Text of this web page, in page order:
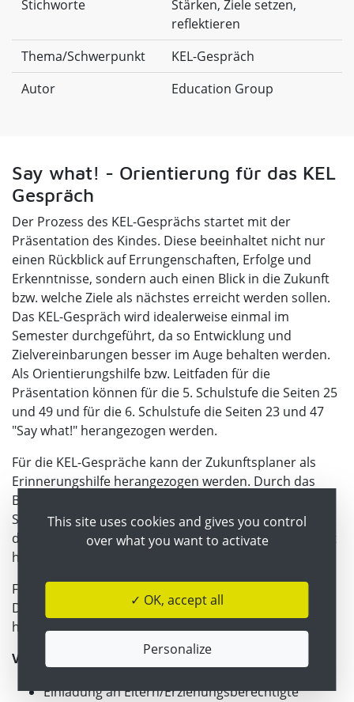
Stichworte
Stärken, Ziele setzen,
reflektieren
Thema/Schwerpunkt
KEL-Gespräch
Autor
Education Group
Say what! - Orientierung für das KEL
Gespräch
Der Prozess des KEL-Gesprächs startet mit der
Präsentation des Kindes. Diese beeinhaltet nicht nur
einen Rückblick auf Errungenschaften, Erfolge und
Erkenntnisse, sondern auch einen Blick in die Zukunft
bzw. welche Ziele als nächstes erreicht werden sollen.
Das KEL-Gespräch wird idealerweise einmal im
Semester durchgeführt, da so Entwicklung und
Zielvereinbarungen besser im Auge behalten werden.
Als Orientierungshilfe bzw. Leitfaden für die
Präsentation können für die 5. Schulstufe die Seiten 25
und 49 und für die 6. Schulstufe die Seiten 23 und 47
"Say what!" herangezogen werden.
Für die KEL-Gespräche kann der Zukunftsplaner als
Erinnerungshilfe herangezogen werden. Durch das
Blättern in ihrem persönlichen Buch, erhalten die
Schülerinnen und Schüler einen guten Rückblick
darüber, wie sie sich in den letzten Monaten verändert
haben, was sie geschafft und gelernt haben.
Folgende Struktur kann bei der Vorbereitung,
Durchfürung und Nachbereitung des KEL-Gesprächs
hilfreich sein:
Vorbereitung
Einladung an Eltern/Erziehungsberechtigte
This site uses cookies and gives you control
over what you want to activate
✓ OK, accept all
Personalize